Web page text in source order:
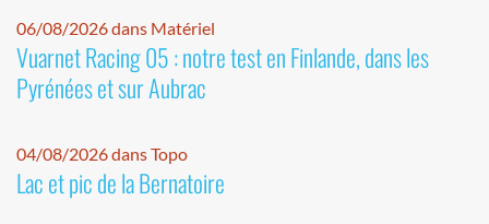
06/08/2026 dans Matériel
Vuarnet Racing 05 : notre test en Finlande, dans les
Pyrénées et sur Aubrac
04/08/2026 dans Topo
Lac et pic de la Bernatoire